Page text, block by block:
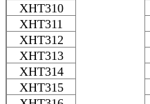
XHT310
XHT311
XHT312
XHT313
XHT314
XHT315